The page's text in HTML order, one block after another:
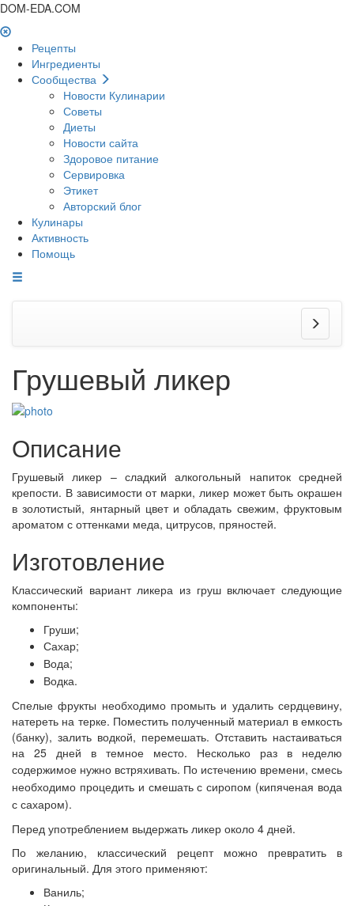
DOM-EDA.COM
Рецепты
Ингредиенты
Сообщества
Новости Кулинарии
Советы
Диеты
Новости сайта
Здоровое питание
Сервировка
Этикет
Авторский блог
Кулинары
Активность
Помощь
Грушевый ликер
Описание
Грушевый ликер – сладкий алкогольный напиток средней
крепости. В зависимости от марки, ликер может быть окрашен
в золотистый, янтарный цвет и обладать свежим, фруктовым
ароматом с оттенками меда, цитрусов, пряностей.
Изготовление
Классический вариант ликера из груш включает следующие
компоненты:
Груши;
Сахар;
Вода;
Водка.
Спелые фрукты необходимо промыть и удалить сердцевину,
натереть на терке. Поместить полученный материал в емкость
(банку), залить водкой, перемешать. Отставить настаиваться
на 25 дней в темное место. Несколько раз в неделю
содержимое нужно встряхивать. По истечению времени, смесь
необходимо процедить и смешать с сиропом (кипяченая вода
с сахаром).
Перед употреблением выдержать ликер около 4 дней.
По желанию, классический рецепт можно превратить в
оригинальный. Для этого применяют:
Ваниль;